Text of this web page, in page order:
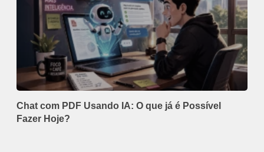
Chat com PDF Usando IA: O que já é Possível
Fazer Hoje?